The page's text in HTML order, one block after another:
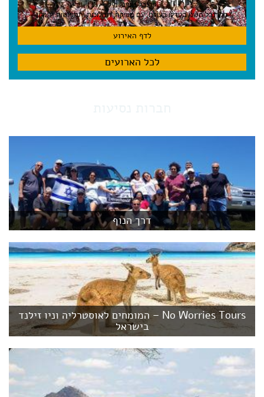
קרנבל נוטינג היל
הקרנבל השני בגודלו בעולם, עם מוזיקה, תהלוכות ותחפושות. לונדון
לדף האירוע
לכל הארועים
דרך הנוף
No Worries Tours – המומחים לאוסטרליה וניו זילנד
בישראל